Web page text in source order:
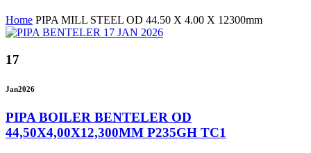
Home PIPA MILL STEEL OD 44.50 X 4.00 X 12300mm
17
Jan2026
PIPA BOILER BENTELER OD
44,50X4,00X12,300MM P235GH TC1